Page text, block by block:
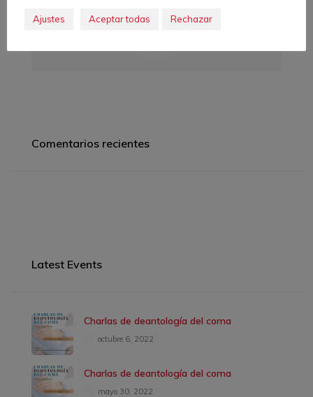
Comentarios recientes
Latest Events
Charlas de deantología del coma
octubre 6, 2022
Charlas de deantología del coma
mayo 30, 2022
Ajustes Aceptar todas Rechazar